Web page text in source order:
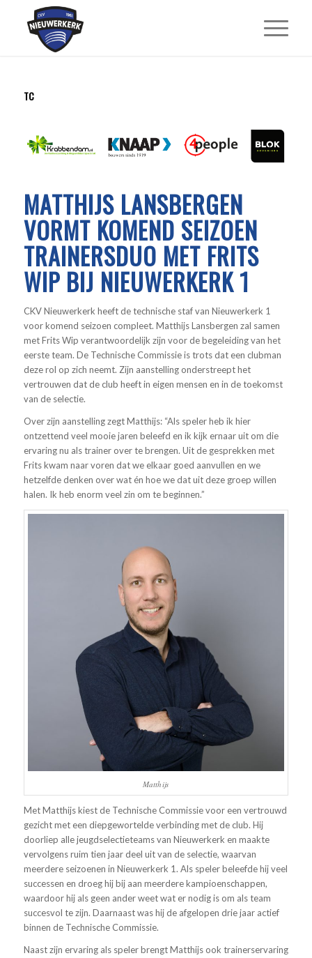
TC
MATTHIJS LANSBERGEN
VORMT KOMEND SEIZOEN
TRAINERSDUO MET FRITS
WIP BIJ NIEUWERKERK 1
CKV Nieuwerkerk heeft de technische staf van Nieuwerkerk 1
voor komend seizoen compleet. Matthijs Lansbergen zal samen
met Frits Wip verantwoordelijk zijn voor de begeleiding van het
eerste team. De Technische Commissie is trots dat een clubman
deze rol op zich neemt. Zijn aanstelling onderstreept het
vertrouwen dat de club heeft in eigen mensen en in de toekomst
van de selectie.
Over zijn aanstelling zegt Matthijs: “Als speler heb ik hier
ontzettend veel mooie jaren beleefd en ik kijk ernaar uit om die
ervaring nu als trainer over te brengen. Uit de gesprekken met
Frits kwam naar voren dat we elkaar goed aanvullen en we
hetzelfde denken over wat én hoe we dat uit deze groep willen
halen. Ik heb enorm veel zin om te beginnen.”
Matthijs
Met Matthijs kiest de Technische Commissie voor een vertrouwd
gezicht met een diepgewortelde verbinding met de club. Hij
doorliep alle jeugdselectieteams van Nieuwerkerk en maakte
vervolgens ruim tien jaar deel uit van de selectie, waarvan
meerdere seizoenen in Nieuwerkerk 1. Als speler beleefde hij veel
successen en droeg hij bij aan meerdere kampioenschappen,
waardoor hij als geen ander weet wat er nodig is om als team
succesvol te zijn. Daarnaast was hij de afgelopen drie jaar actief
binnen de Technische Commissie.
Naast zijn ervaring als speler brengt Matthijs ook trainerservaring